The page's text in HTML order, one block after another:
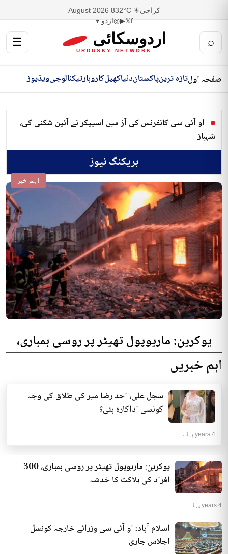
کراچی☀ 32°C
8 August 2026
f
𝕏
▶
◎اردو ▾
⌕ اردوسکائی
URDUSKY NETWORK
☰
صفحہ اولتازہ ترینپاکستاندنیاکھیلکاروبارٹیکنالوجیویڈیوز
او آئی سی کانفرنس کی آڑ میں اسپیکر نے آئین شکنی کی،
شہباز
بریکنگ نیوز
اہم خبر
یوکرین: ماریوپول تھیٹر پر روسی بمباری،
300 افراد کی ہلاکت کا خدشہ
کا خدشہ ظاہر کیا اور کہا کہ کم...
انٹرنیشنل | 4 years پہلے
اہم خبریں
سجل علی، احد رضا میر کی طلاق کی وجہ
کونسی اداکارہ بنی؟
4 years پہلے
یوکرین: ماریوپول تھیٹر پر روسی بمباری، 300
افراد کی ہلاکت کا خدشہ
4 years پہلے
اسلام آباد: او آئی سی وزرائے خارجہ کونسل
اجلاس جاری